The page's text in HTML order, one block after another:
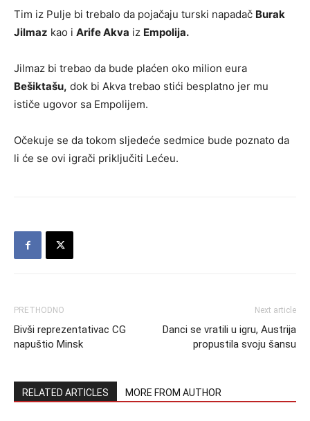
Tim iz Pulje bi trebalo da pojačaju turski napadač Burak
Jilmaz kao i Arife Akva iz Empolija.
Jilmaz bi trebao da bude plaćen oko milion eura
Bešiktašu, dok bi Akva trebao stići besplatno jer mu
ističe ugovor sa Empolijem.
Očekuje se da tokom sljedeće sedmice bude poznato da
li će se ovi igrači priključiti Lećeu.
PRETHODNO
Bivši reprezentativac CG
napuštio Minsk
Next article
Danci se vratili u igru, Austrija
propustila svoju šansu
RELATED ARTICLES MORE FROM AUTHOR